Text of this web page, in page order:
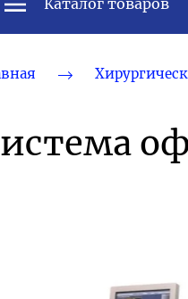
Каталог товаров